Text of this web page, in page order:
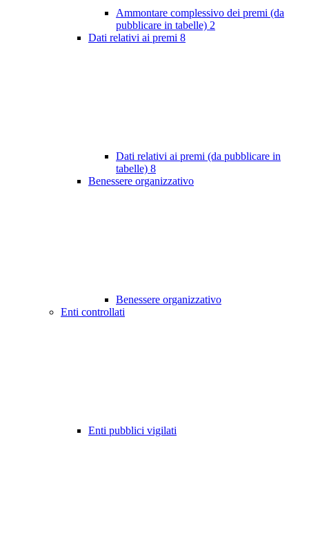
Ammontare complessivo dei premi (da
pubblicare in tabelle) 2
Dati relativi ai premi 8
Dati relativi ai premi (da pubblicare in
tabelle) 8
Benessere organizzativo
Benessere organizzativo
Enti controllati
Enti pubblici vigilati